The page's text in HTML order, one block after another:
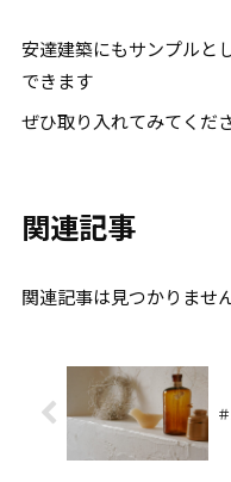
安達建築にもサンプルと
できます
ぜひ取り入れてみてくだ
関連記事
関連記事は見つかりませ